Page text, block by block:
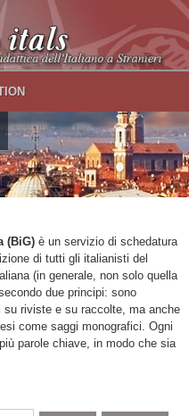
(BiG) è un servizio di schedatura
di tutti gli italianisti del
(in generale, non solo quella
due principi: sono
riviste e su raccolte, ma anche
come saggi monografici. Ogni
parole chiave, in modo che sia